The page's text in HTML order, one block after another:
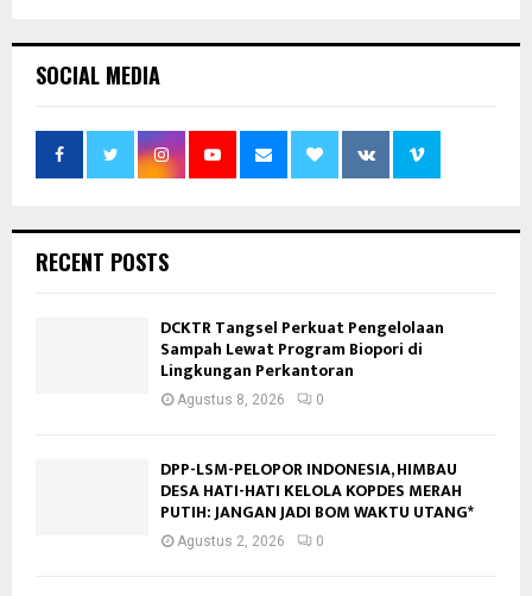
SOCIAL MEDIA
RECENT POSTS
DCKTR Tangsel Perkuat Pengelolaan
Sampah Lewat Program Biopori di
Lingkungan Perkantoran
Agustus 8, 2026 0
DPP-LSM-PELOPOR INDONESIA, HIMBAU
DESA HATI-HATI KELOLA KOPDES MERAH
PUTIH: JANGAN JADI BOM WAKTU UTANG*
Agustus 2, 2026 0